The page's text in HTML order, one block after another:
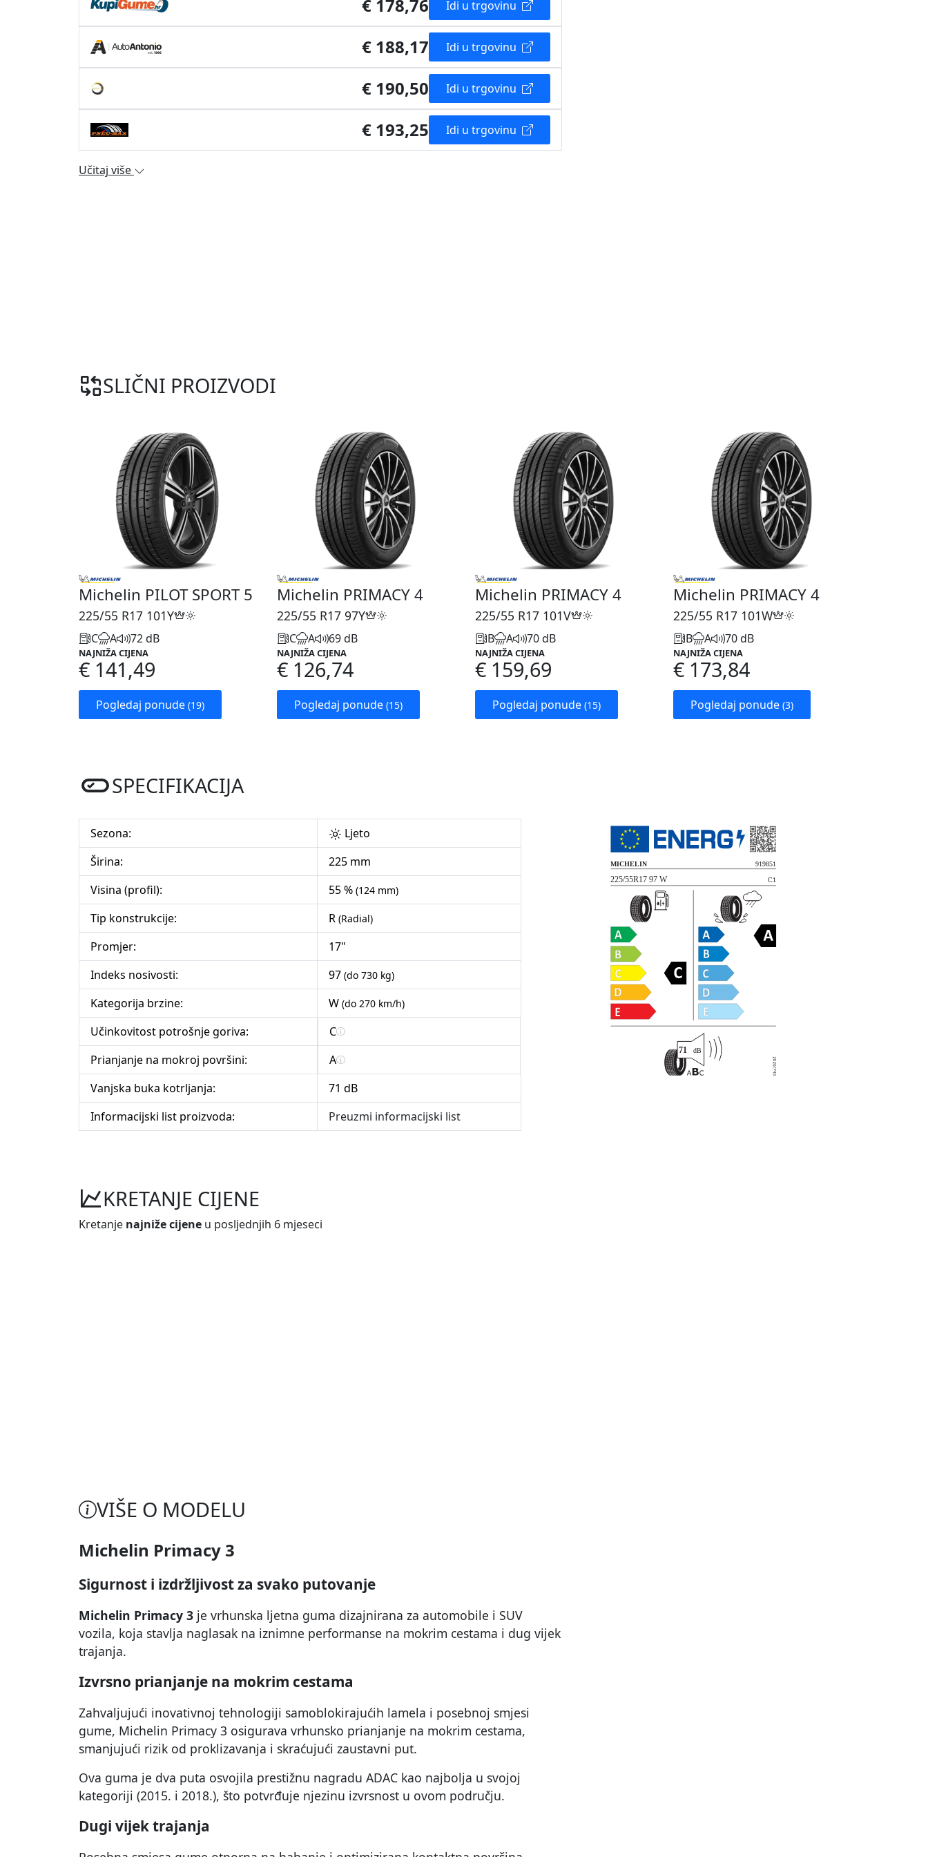
€ 178,76 Idi u trgovinu
€ 188,17 Idi u trgovinu
€ 190,50 Idi u trgovinu
€ 193,25 Idi u trgovinu
Učitaj više
SLIČNI PROIZVODI
Michelin PILOT SPORT 5
225/55 R17 101Y
C A 72 dB
NAJNIŽA CIJENA
€ 141,49
Pogledaj ponude (19)
Michelin PRIMACY 4
225/55 R17 97Y
C A 69 dB
NAJNIŽA CIJENA
€ 126,74
Pogledaj ponude (15)
Michelin PRIMACY 4
225/55 R17 101V
B A 70 dB
NAJNIŽA CIJENA
€ 159,69
Pogledaj ponude (15)
Michelin PRIMACY 4
225/55 R17 101W
B A 70 dB
NAJNIŽA CIJENA
€ 173,84
Pogledaj ponude (3)
SPECIFIKACIJA
Sezona:
Ljeto
Širina:
225 mm
Visina (profil):
55 % (124 mm)
Tip konstrukcije: R (Radial)
Promjer:
17"
Indeks nosivosti:
97 (do 730 kg)
Kategorija brzine: W (do 270 km/h)
Učinkovitost potrošnje goriva:
C
Prianjanje na mokroj površini:
A
Vanjska buka kotrljanja:
71 dB
Informacijski list proizvoda:
Preuzmi informacijski list
KRETANJE CIJENE
Kretanje najniže cijene u posljednjih 6 mjeseci
VIŠE O MODELU
Michelin Primacy 3
Sigurnost i izdržljivost za svako putovanje
Michelin Primacy 3 je vrhunska ljetna guma dizajnirana za automobile i SUV
vozila, koja stavlja naglasak na iznimne performanse na mokrim cestama i dug vijek
trajanja.
Izvrsno prianjanje na mokrim cestama
Zahvaljujući inovativnoj tehnologiji samoblokirajućih lamela i posebnoj smjesi
gume, Michelin Primacy 3 osigurava vrhunsko prianjanje na mokrim cestama,
smanjujući rizik od proklizavanja i skraćujući zaustavni put.
Ova guma je dva puta osvojila prestižnu nagradu ADAC kao najbolja u svojoj
kategoriji (2015. i 2018.), što potvrđuje njezinu izvrsnost u ovom području.
Dugi vijek trajanja